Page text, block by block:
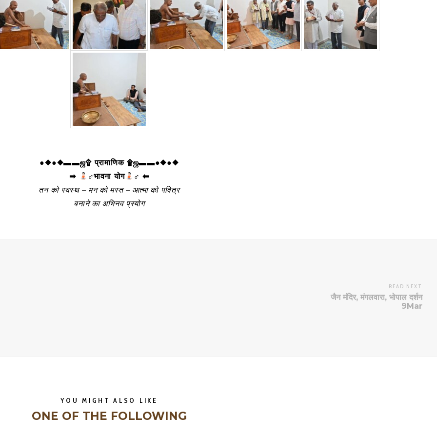
●◆●◆▬▬ஜ۩ प्रामाणिक ۩ஜ▬▬●◆●◆
➡
‍♂भावना योग
‍♂ ⬅
तन को स्वस्थ – मन को मस्त – आत्मा को पवित्र
बनाने का अभिनव प्रयोग
READ NEXT
जैन मंदिर, मंगलवारा, भोपाल दर्शन
9Mar
YOU MIGHT ALSO LIKE
ONE OF THE FOLLOWING